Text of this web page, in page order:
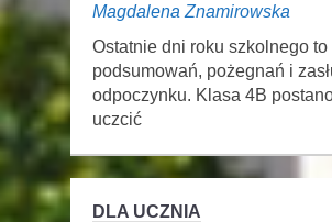
Magdalena Znamirowska
Ostatnie dni roku szkolnego to
podsumowań, pożegnań i
odpoczynku. Klasa 4B
uczcić
DLA UCZNIA